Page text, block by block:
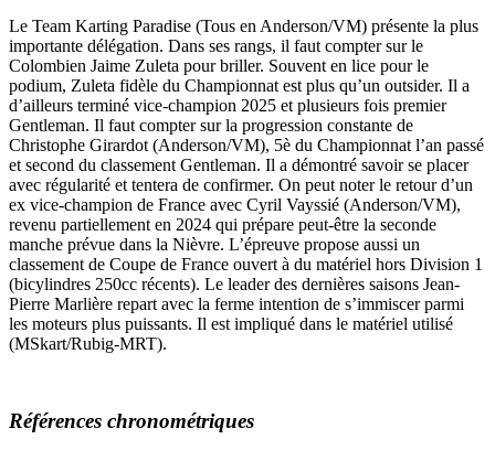
Le Team Karting Paradise (Tous en Anderson/VM) présente la plus
importante délégation. Dans ses rangs, il faut compter sur le
Colombien Jaime Zuleta pour briller. Souvent en lice pour le
podium, Zuleta fidèle du Championnat est plus qu’un outsider. Il a
d’ailleurs terminé vice-champion 2025 et plusieurs fois premier
Gentleman. Il faut compter sur la progression constante de
Christophe Girardot (Anderson/VM), 5è du Championnat l’an passé
et second du classement Gentleman. Il a démontré savoir se placer
avec régularité et tentera de confirmer. On peut noter le retour d’un
ex vice-champion de France avec Cyril Vayssié (Anderson/VM),
revenu partiellement en 2024 qui prépare peut-être la seconde
manche prévue dans la Nièvre. L’épreuve propose aussi un
classement de Coupe de France ouvert à du matériel hors Division 1
(bicylindres 250cc récents). Le leader des dernières saisons Jean-
Pierre Marlière repart avec la ferme intention de s’immiscer parmi
les moteurs plus puissants. Il est impliqué dans le matériel utilisé
(MSkart/Rubig-MRT).
Références chronométriques